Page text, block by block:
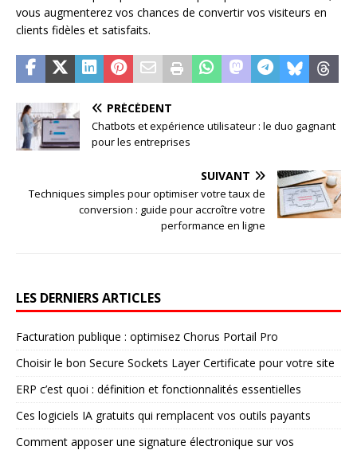
vous augmenterez vos chances de convertir vos visiteurs en
clients fidèles et satisfaits.
PRÉCÉDENT
Chatbots et expérience utilisateur : le duo gagnant
pour les entreprises
SUIVANT
Techniques simples pour optimiser votre taux de
conversion : guide pour accroître votre
performance en ligne
LES DERNIERS ARTICLES
Facturation publique : optimisez Chorus Portail Pro
Choisir le bon Secure Sockets Layer Certificate pour votre site
ERP c’est quoi : définition et fonctionnalités essentielles
Ces logiciels IA gratuits qui remplacent vos outils payants
Comment apposer une signature électronique sur vos